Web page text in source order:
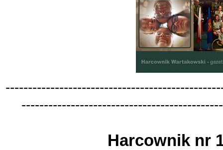
------------------------------------------------
---------------------------------------------
Harcownik nr